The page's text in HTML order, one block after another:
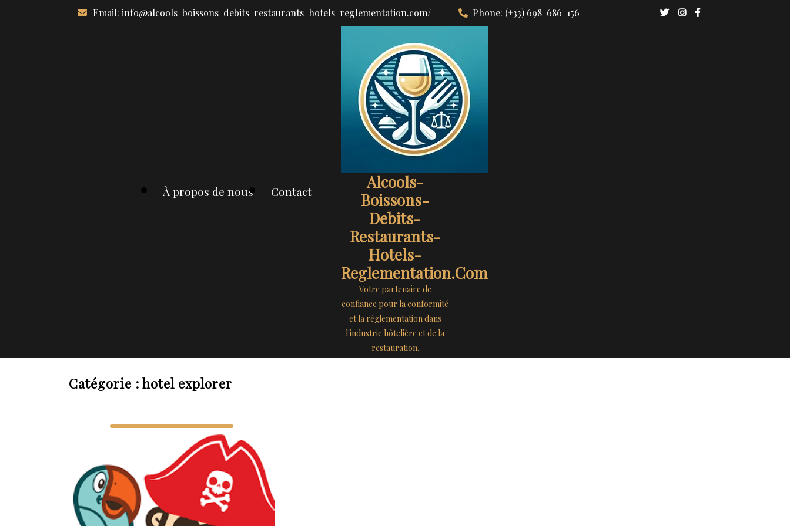
Email: info@alcools-boissons-debits-restaurants-hotels-reglementation.com/ Phone: (+33) 698-686-156
À propos de nous Contact
Alcools-
Boissons-
Debits-
Restaurants-
Hotels-
Reglementation.com
Votre partenaire de
confiance pour la conformité
et la réglementation dans
l'industrie hôtelière et de la
restauration.
Catégorie : hotel explorer